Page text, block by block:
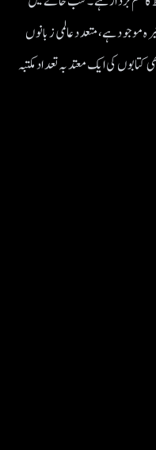
موجود ہے، متعدد عالمی زبانوں
کتابوں کی ایک معتد بہ تعداد مکتبہ